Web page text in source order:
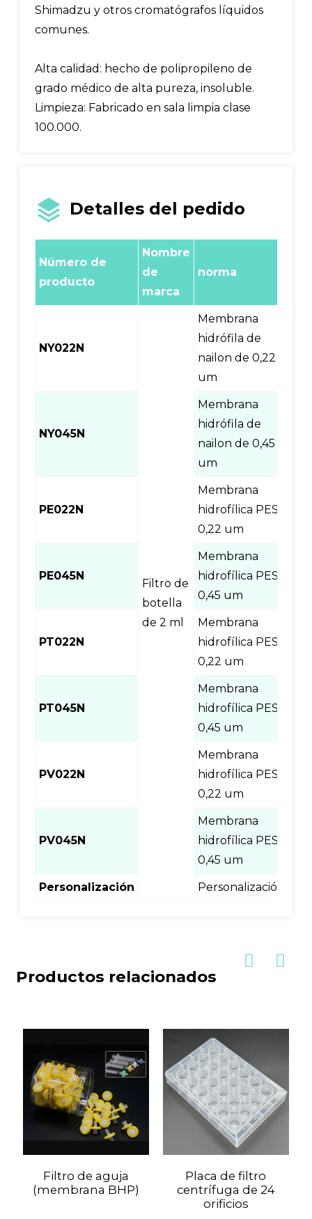
Shimadzu y otros cromatógrafos líquidos
comunes.
Alta calidad: hecho de polipropileno de
grado médico de alta pureza, insoluble.
Limpieza: Fabricado en sala limpia clase
100.000.
Detalles del pedido
Número de
producto
Nombre
de
marca
norma
NY022N
Filtro de
botella
de 2 ml
Membrana
hidrófila de
nailon de 0,22
um
NY045N
Membrana
hidrófila de
nailon de 0,45
um
PE022N
Membrana
hidrofílica PES
0,22 um
PE045N
Membrana
hidrofílica PES
0,45 um
PT022N
Membrana
hidrofílica PES
0,22 um
PT045N
Membrana
hidrofílica PES
0,45 um
PV022N
Membrana
hidrofílica PES
0,22 um
PV045N
Membrana
hidrofílica PES
0,45 um
Personalización Personalización
Productos relacionados
Filtro de aguja
(membrana BHP)
Placa de filtro
centrífuga de 24
orificios